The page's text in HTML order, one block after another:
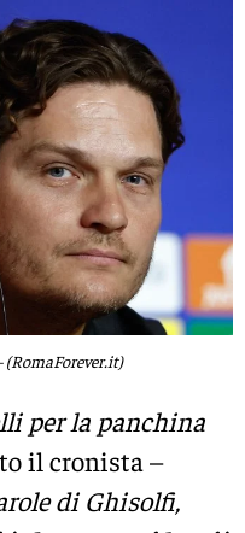
(RomaForever.it)
per la panchina
il cronista –
di Ghisolfi,